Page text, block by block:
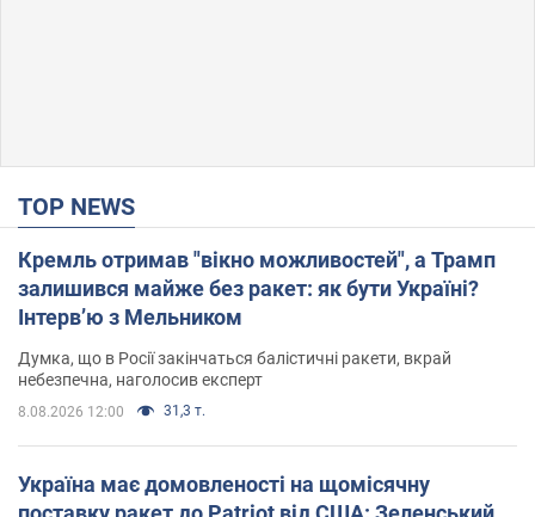
TOP NEWS
Кремль отримав "вікно можливостей", а Трамп
залишився майже без ракет: як бути Україні?
Інтерв’ю з Мельником
Думка, що в Росії закінчаться балістичні ракети, вкрай
небезпечна, наголосив експерт
8.08.2026 12:00 31,3 т.
Україна має домовленості на щомісячну